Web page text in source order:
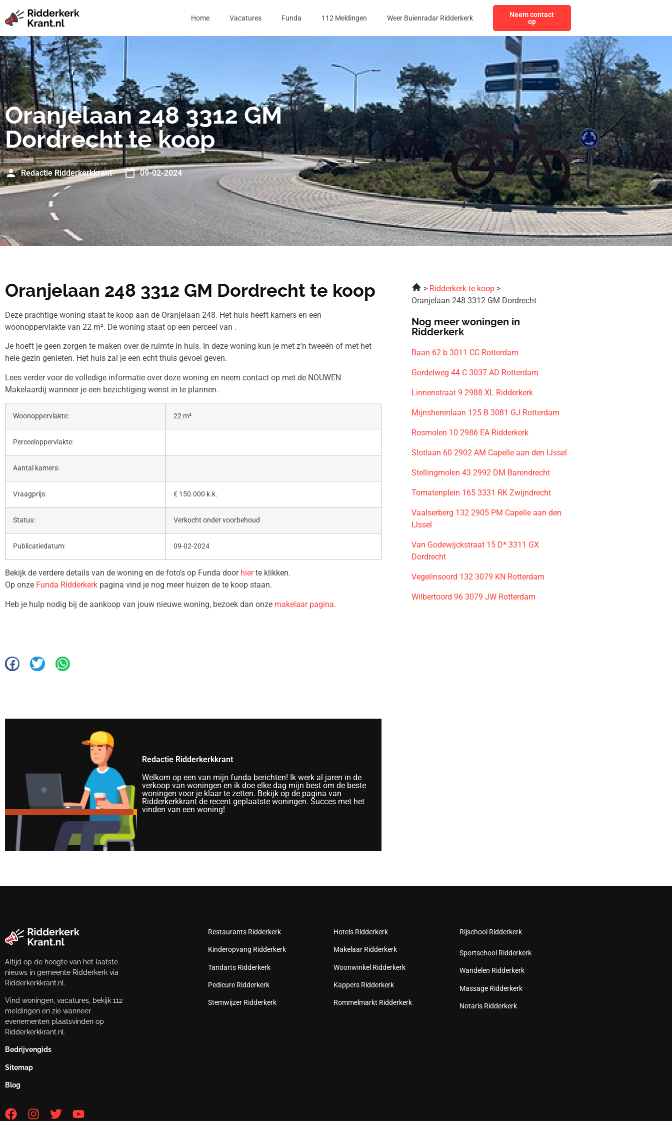
Home Vacatures Funda 112 Meldingen Weer Buienradar Ridderkerk
Neem contact
op
Oranjelaan 248 3312 GM
Dordrecht te koop
Redactie Ridderkerkkrant 09-02-2024
Oranjelaan 248 3312 GM Dordrecht te koop
Deze prachtige woning staat te koop aan de Oranjelaan 248. Het huis heeft kamers en een
woonoppervlakte van 22 m². De woning staat op een perceel van .
Je hoeft je geen zorgen te maken over de ruimte in huis. In deze woning kun je met z’n tweeën of met het
hele gezin genieten. Het huis zal je een echt thuis gevoel geven.
Lees verder voor de volledige informatie over deze woning en neem contact op met de NOUWEN
Makelaardij wanneer je een bezichtiging wenst in te plannen.
Woonoppervlakte: 22 m²
Perceeloppervlakte:
Aantal kamers:
Vraagprijs: € 150.000 k.k.
Status: Verkocht onder voorbehoud
Publicatiedatum: 09-02-2024
Bekijk de verdere details van de woning en de foto’s op Funda door hierte klikken.
Op onze Funda Ridderkerk pagina vind je nog meer huizen de te koop staan.
Heb je hulp nodig bij de aankoop van jouw nieuwe woning, bezoek dan onze makelaar pagina.
Redactie Ridderkerkkrant
Welkom op een van mijn funda berichten! Ik werk al jaren in de
verkoop van woningen en ik doe elke dag mijn best om de beste
woningen voor je klaar te zetten. Bekijk op de pagina van
Ridderkerkkrant de recent geplaatste woningen. Succes met het
vinden van een woning!
Ridderkerk te koop
Oranjelaan 248 3312 GM Dordrecht
Nog meer woningen in
Ridderkerk
Baan 62 b 3011 CC Rotterdam
Gordelweg 44 C 3037 AD Rotterdam
Linnenstraat 9 2988 XL Ridderkerk
Mijnsherenlaan 125 B 3081 GJ Rotterdam
Rosmolen 10 2986 EA Ridderkerk
Slotlaan 60 2902 AM Capelle aan den IJssel
Stellingmolen 43 2992 DM Barendrecht
Tomatenplein 165 3331 RK Zwijndrecht
Vaalserberg 132 2905 PM Capelle aan den
IJssel
Van Godewijckstraat 15 D* 3311 GX
Dordrecht
Vegelinsoord 132 3079 KN Rotterdam
Wilbertoord 96 3079 JW Rotterdam
Altijd op de hoogte van het laatste
nieuws in gemeente Ridderkerk via
Ridderkerkkrant.nl.
Vind woningen, vacatures, bekijk 112
meldingen en zie wanneer
evenementen plaatsvinden op
Ridderkerkkrant.nl.
Bedrijvengids
Sitemap
Blog
Restaurants Ridderkerk
Kinderopvang Ridderkerk
Tandarts Ridderkerk
Pedicure Ridderkerk
Stemwijzer Ridderkerk
Hotels Ridderkerk
Makelaar Ridderkerk
Woonwinkel Ridderkerk
Kappers Ridderkerk
Rommelmarkt Ridderkerk
Rijschool Ridderkerk
Sportschool Ridderkerk
Wandelen Ridderkerk
Massage Ridderkerk
Notaris Ridderkerk